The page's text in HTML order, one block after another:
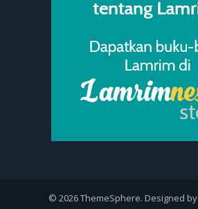
© 2026 ThemeSphere. Designed by